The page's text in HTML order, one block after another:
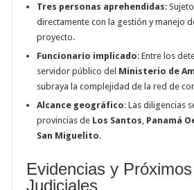
Tres personas aprehendidas:
directamente con la gestión y manejo
proyecto.
Funcionario implicado: Entre los
servidor público del Ministerio de
subraya la complejidad de la red de
Alcance geográfico: Las diligencias
provincias de Los Santos Panamá
San Miguelito.
Evidencias y
Judiciales